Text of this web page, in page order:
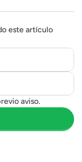
este artículo